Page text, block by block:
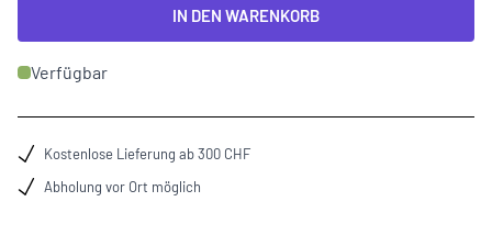
IN DEN WARENKORB
Verfügbar
Kostenlose Lieferung ab 300 CHF
Abholung vor Ort möglich